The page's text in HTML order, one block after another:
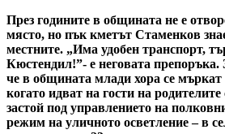
През годините в общината не е
място, но пък кметът Стаменков
местните. „Има удобен транспорт,
Кюстендил!”- е неговата препоръка.
че в общината млади хора се мъркат
когато идват на гости на
застой под управлението на
режим на уличното осветление – в